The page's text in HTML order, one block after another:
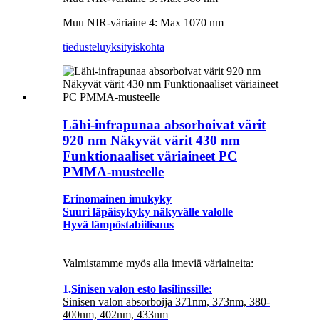
Muu NIR-väriaine 4: Max 1070 nm
tiedusteluyksityiskohta
Lähi-infrapunaa absorboivat värit
920 nm Näkyvät värit 430 nm
Funktionaaliset väriaineet PC
PMMA-musteelle
Erinomainen imukyky
Suuri läpäisykyky näkyvälle valolle
Hyvä lämpöstabiilisuus
Valmistamme myös alla imeviä väriaineita:
1.Sinisen valon esto lasilinssille:
Sinisen valon absorboija 371nm, 373nm, 380-
400nm, 402nm, 433nm